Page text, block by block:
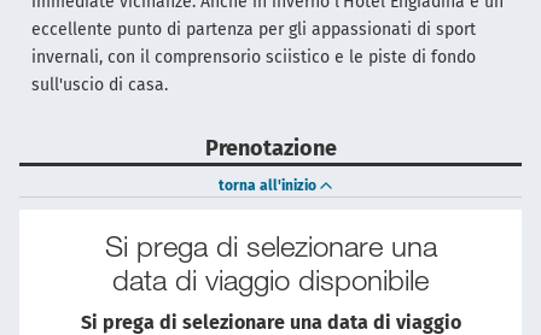
eccellente punto di partenza per gli appassionati di sport
invernali, con il comprensorio sciistico e le piste di fondo
sull'uscio di casa.
Prenotazione
torna all'inizio
Si prega di selezionare una
data di viaggio disponibile
Si prega di selezionare una data di viaggio